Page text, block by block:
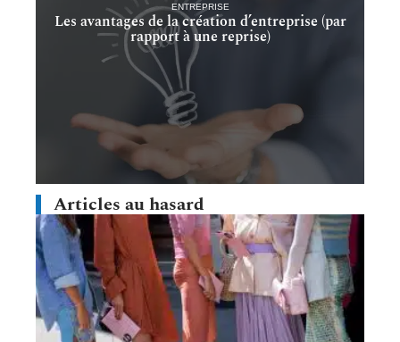
ENTREPRISE
Les avantages de la création d’entreprise (par
rapport à une reprise)
Articles au hasard